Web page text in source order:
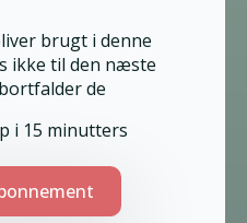
brugt i denne
ikke til den næste
de
i 15 minutters